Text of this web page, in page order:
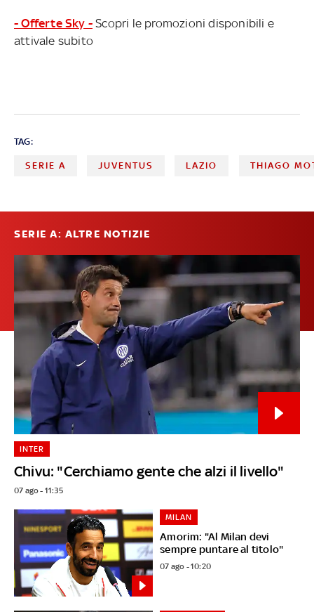
- Offerte Sky - Scopri le promozioni disponibili e
attivale subito
TAG:
SERIE A JUVENTUS LAZIO THIAGO
SERIE A: ALTRE NOTIZIE
Chivu: "Cerchiamo gente che alzi il livello"
INTER
07 ago - 11:35
Amorim: "Al Milan devi
sempre puntare al titolo"
MILAN
07 ago - 10:20